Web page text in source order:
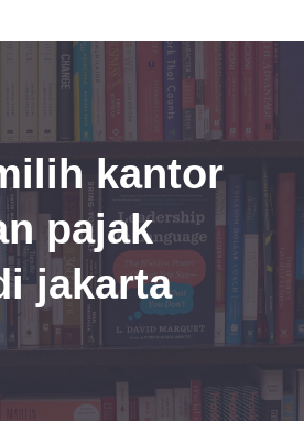
kantor
pajak
jakarta